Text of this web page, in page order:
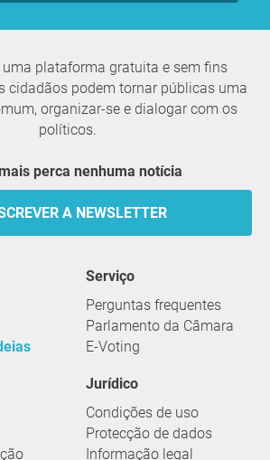
plataforma gratuita e sem fins
cidadãos podem tornar públicas uma
organizar-se e dialogar com os
políticos.
mais perca nenhuma notícia
A NEWSLETTER
serviço
Perguntas frequentes
Parlamento da Câmara
E-Voting
Jurídico
Condições de uso
Protecção de dados
Informação legal